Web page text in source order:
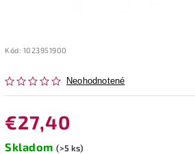
Kód: 1023951900
Neohodnotené
€27,40
Skladom (>5 ks)